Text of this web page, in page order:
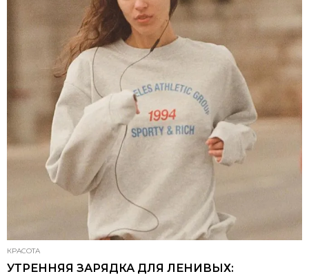
КРАСОТА
УТРЕННЯЯ ЗАРЯДКА ДЛЯ ЛЕНИВЫХ: